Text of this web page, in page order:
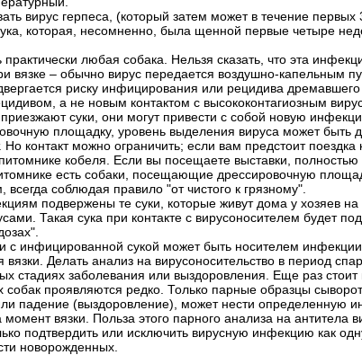
вирус герпеса, (который затем может в течение
которая, несомненно, была щенной первые четыре
практически любая собака. Нельзя сказать, что эта
вязке – обычно вирус передается воздушно-капельным
риску инфицирования или рецидива
а не новым контактом с высококонтагиозным
суки, они могут привести с собой новую
площадку, уровень выделения вируса может быть
контакт можно ограничить; если вам предстоит
кобеля. Если вы посещаете выставки,
есть собаки, посещающие дрессировочную
соблюдая правило "от чистого к грязному".
подвержены те суки, которые живут дома у хозяев
Такая сука при контакте с вирусоносителем будет
с инфицированной сукой может быть носителем
Делать анализ на вирусоносительство в период
стадиях заболевания или выздоровления. Еще раз
собак проявляются редко. Только парные образцы
падение (выздоровление), может нести
момент вязки. Польза этого парного анализа на
подтвердить или исключить вирусную инфекцию как
новорожденных.